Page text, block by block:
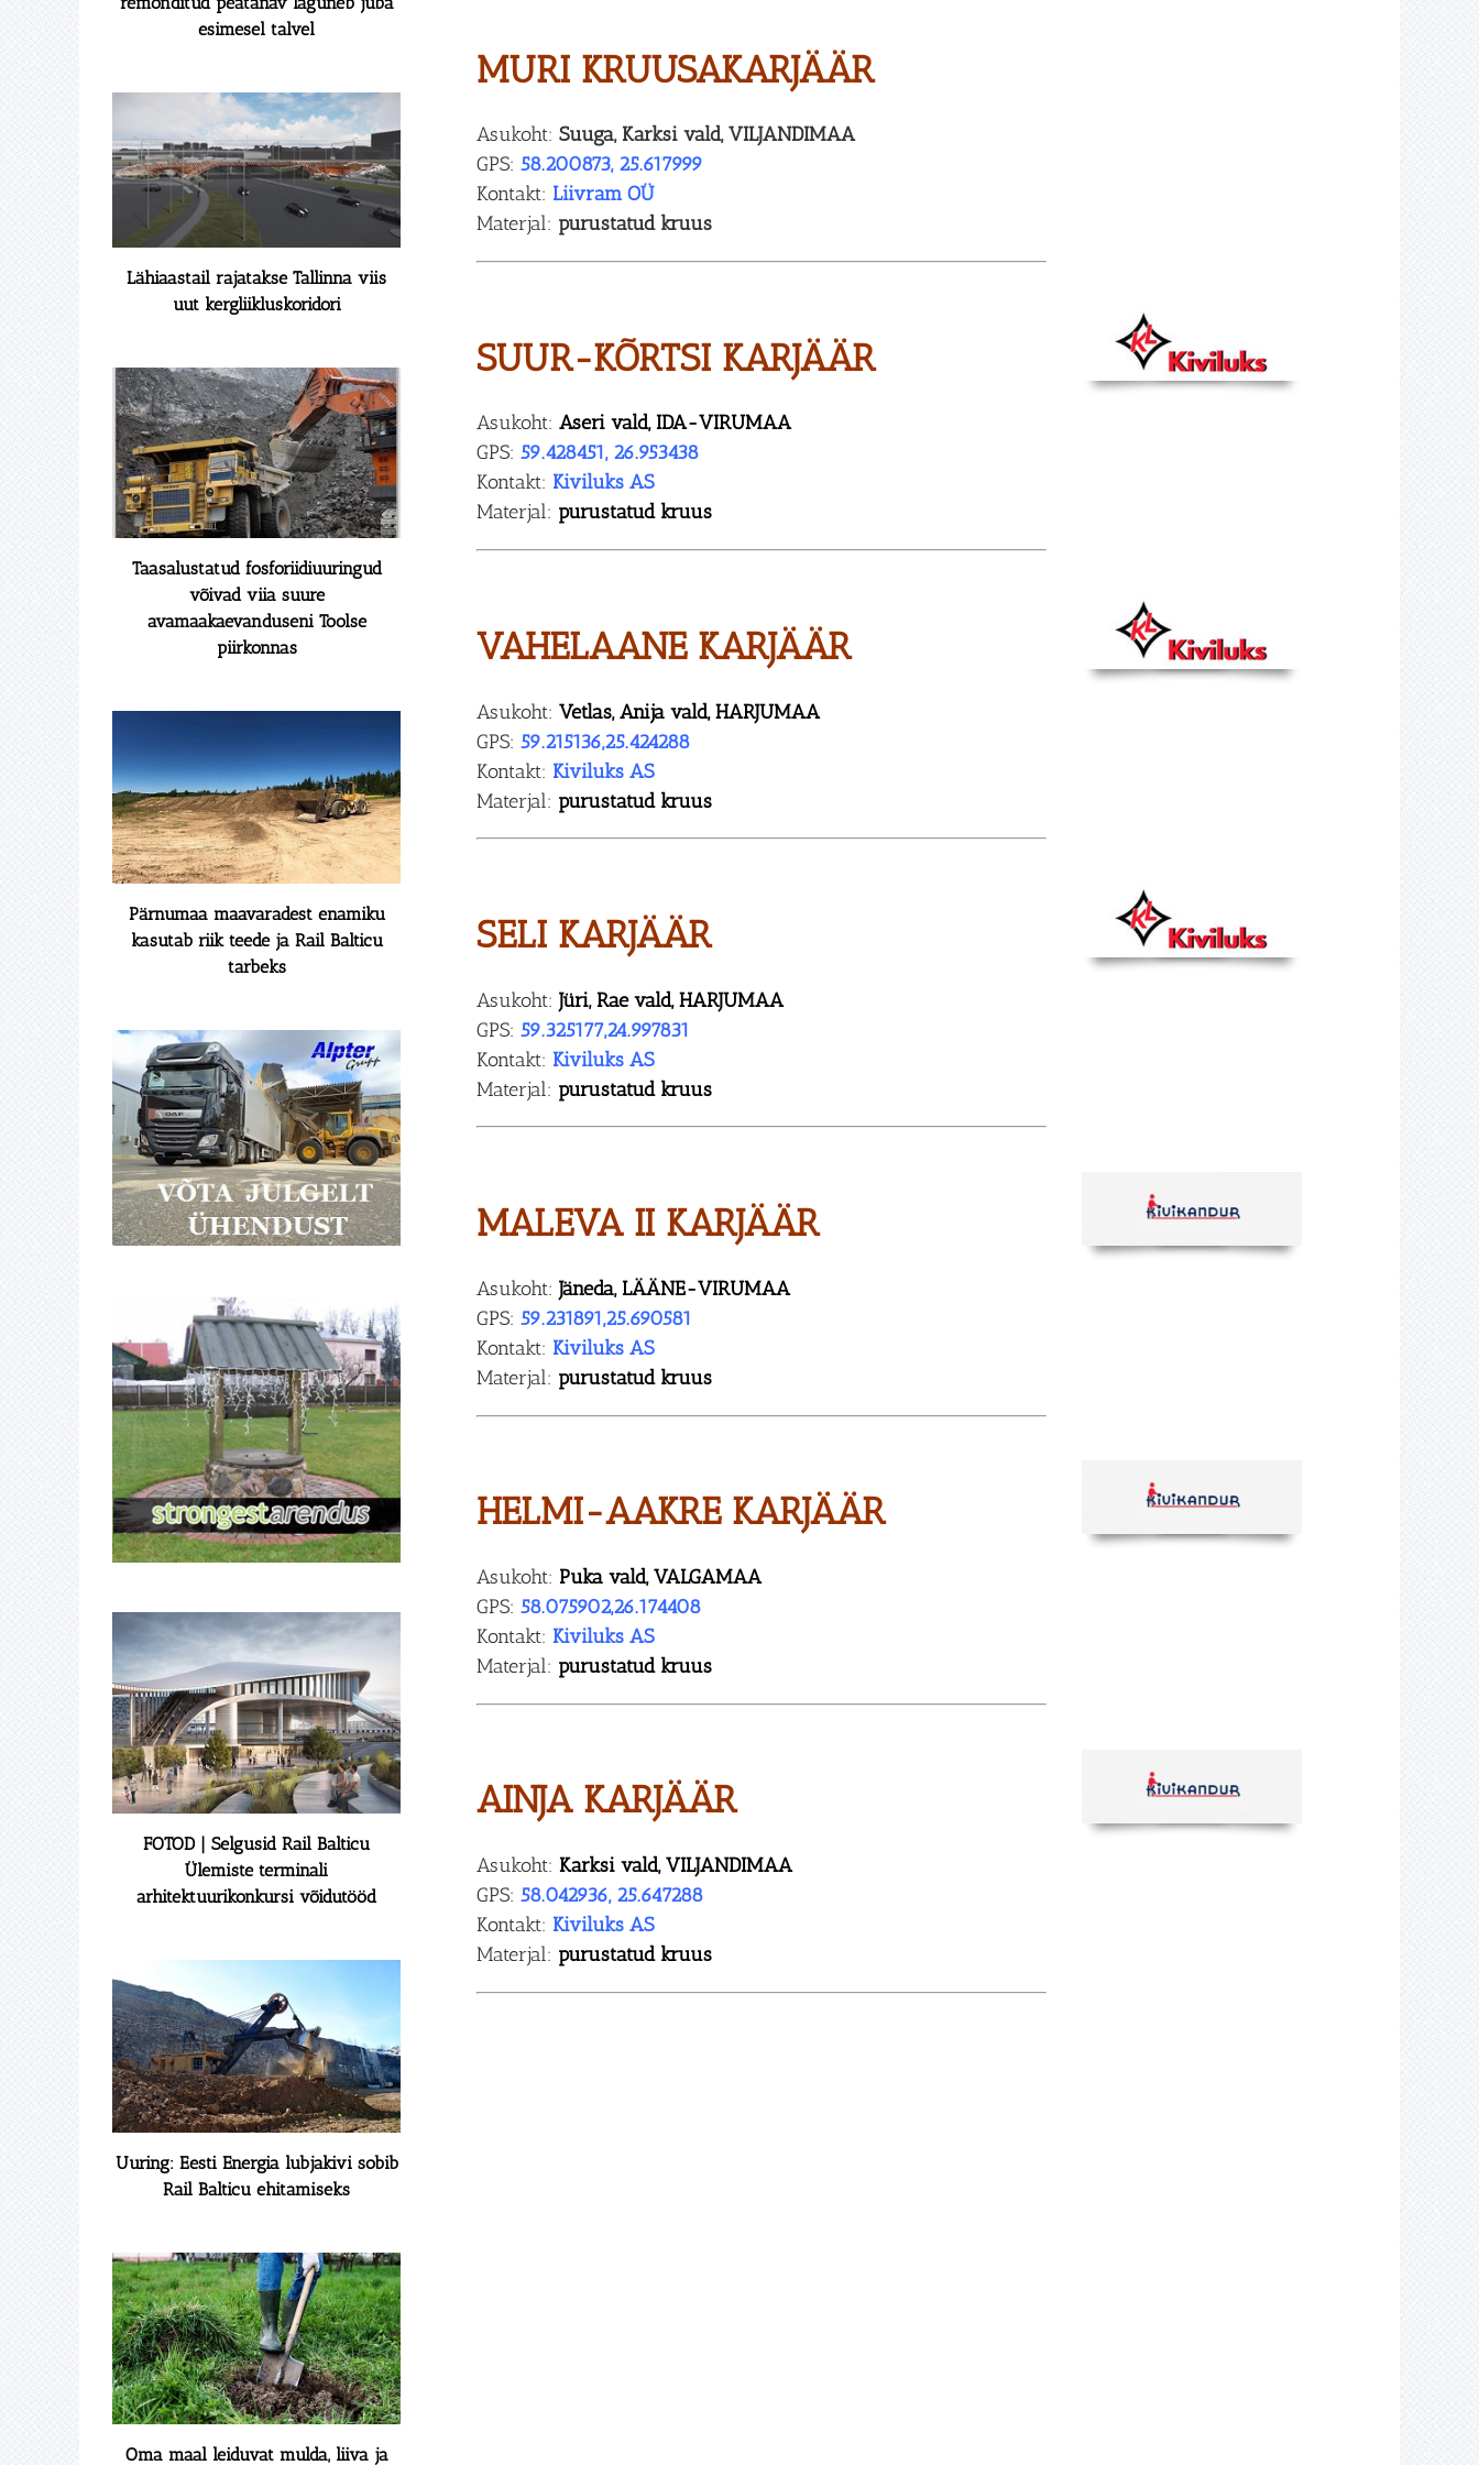
MURI KRUUSAKARJÄÄR
Asukoht: Suuga, Karksi vald, VILJANDIMAA
GPS: 58.200873, 25.617999
Kontakt: Liivram OÜ
Materjal: purustatud kruus
SUUR-KÕRTSI KARJÄÄR
Asukoht: Aseri vald, IDA-VIRUMAA
GPS: 59.428451, 26.953438
Kontakt: Kiviluks AS
Materjal: purustatud kruus
VAHELAANE KARJÄÄR
Asukoht: Vetlas, Anija vald, HARJUMAA
GPS: 59.215136,25.424288
Kontakt: Kiviluks AS
Materjal: purustatud kruus
SELI KARJÄÄR
Asukoht: Jüri, Rae vald, HARJUMAA
GPS: 59.325177,24.997831
Kontakt: Kiviluks AS
Materjal: purustatud kruus
MALEVA II KARJÄÄR
Asukoht: Jäneda, LÄÄNE-VIRUMAA
GPS: 59.231891,25.690581
Kontakt: Kiviluks AS
Materjal: purustatud kruus
HELMI-AAKRE KARJÄÄR
Asukoht: Puka vald, VALGAMAA
GPS: 58.075902,26.174408
Kontakt: Kiviluks AS
Materjal: purustatud kruus
AINJA KARJÄÄR
Asukoht: Karksi vald, VILJANDIMAA
GPS: 58.042936, 25.647288
Kontakt: Kiviluks AS
Materjal: purustatud kruus
esimesel talvel
Lähiaastail rajatakse Tallinna viis
uut kergliikluskoridori
Taasalustatud fosforiidiuuringud
võivad viia suure
avamaakaevanduseni Toolse
piirkonnas
Pärnumaa maavaradest enamiku
kasutab riik teede ja Rail Balticu
tarbeks
FOTOD | Selgusid Rail Balticu
Ülemiste terminali
arhitektuurikonkursi võidutööd
Uuring: Eesti Energia lubjakivi sobib
Rail Balticu ehitamiseks
Oma maal leiduvat mulda, liiva ja